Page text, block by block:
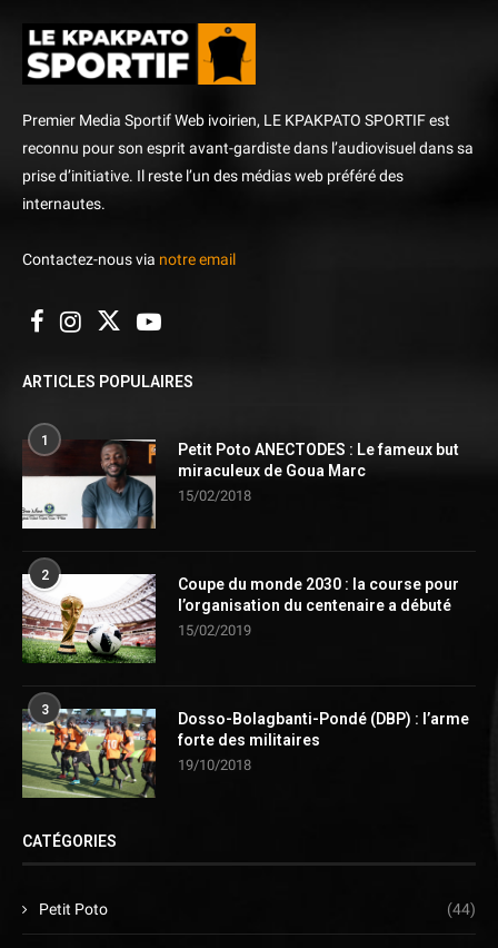
Premier Media Sportif Web ivoirien, LE KPAKPATO SPORTIF est
reconnu pour son esprit avant-gardiste dans l’audiovisuel dans sa
prise d’initiative. Il reste l’un des médias web préféré des
internautes.
Contactez-nous via notre email
ARTICLES POPULAIRES
1
Petit Poto ANECTODES : Le fameux but
miraculeux de Goua Marc
15/02/2018
2
Coupe du monde 2030 : la course pour
l’organisation du centenaire a débuté
15/02/2019
3
Dosso-Bolagbanti-Pondé (DBP) : l’arme
forte des militaires
19/10/2018
CATÉGORIES
Petit Poto (44)